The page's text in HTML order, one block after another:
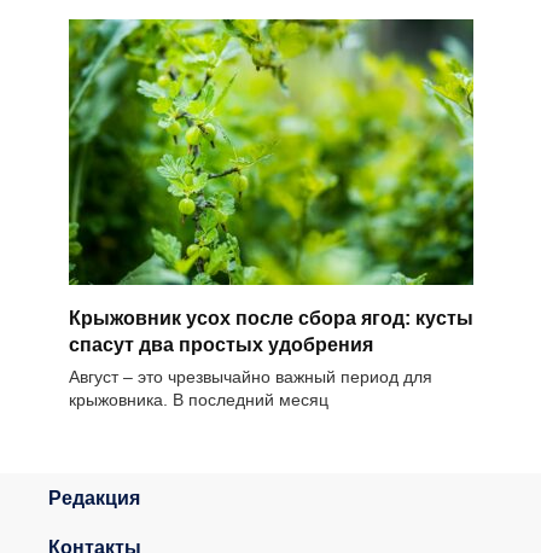
Крыжовник усох после сбора ягод: кусты
спасут два простых удобрения
Август – это чрезвычайно важный период для
крыжовника. В последний месяц
Редакция
Контакты